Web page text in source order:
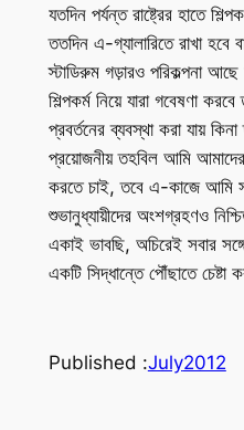
যতদিন পর্যন্ত রাষ্ট্রের হাতে
ততদিন এ-গ্যালারিতে রাখা হবে
স্টাডিরুম গড়ারও পরিকল্পনা
শিল্পকর্ম নিয়ে যারা গবেষণা
প্রবর্তনের ব্যবস্থা করা যায়
প্রয়োজনীয় তহবিল আমি আমাদের
করতে চাই, তবে এ-কাজে আমি
শুভানুধ্যায়ীদের অংশগ্রহণও
একাই ভাবছি, অচিরেই সবার
একটি সিদ্ধান্তে পৌঁছাতে চেষ্টা
Published :July2012